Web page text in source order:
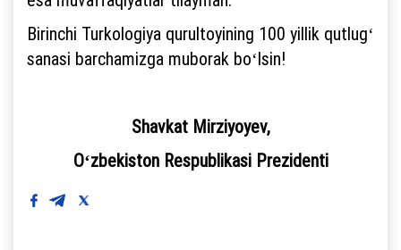
Birinchi Turkologiya qurultoyining 100 yillik qutlugʻ
sanasi barchamizga muborak boʻlsin!
Shavkat Mirziyoyev,
Oʻzbekiston Respublikasi Prezidenti